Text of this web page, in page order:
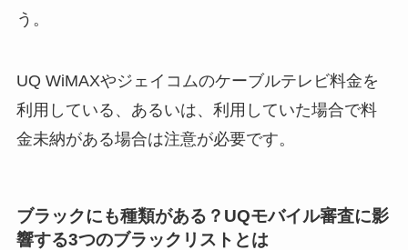
う。
UQ WiMAXやジェイコムのケーブルテレビ料金を
利用している、あるいは、利用していた場合で料
金未納がある場合は注意が必要です。
ブラックにも種類がある？UQモバイル審査に影
響する3つのブラックリストとは